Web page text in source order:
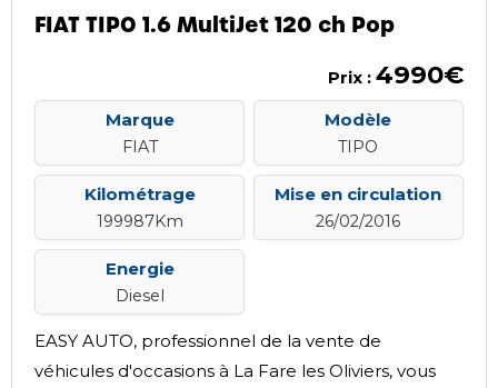
FIAT TIPO 1.6 MultiJet 120 ch Pop
Prix : 4990€
Marque
FIAT
Modèle
TIPO
Kilométrage
199987Km
Mise en circulation
26/02/2016
Energie
Diesel
EASY AUTO, professionnel de la vente de
véhicules d'occasions à La Fare les Oliviers, vous